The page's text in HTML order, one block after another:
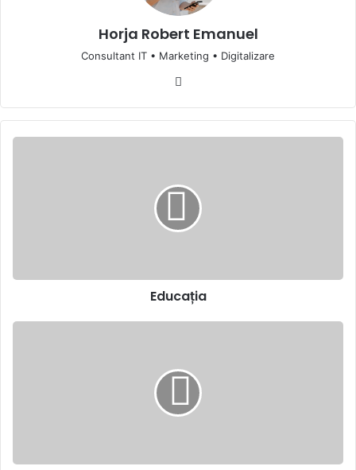
Horja Robert Emanuel
Consultant IT • Marketing • Digitalizare
Educația